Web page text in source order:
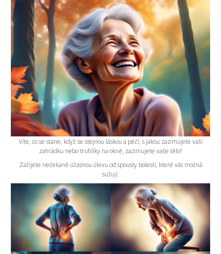
Víte, co se stane, když se stejnou láskou a péčí, s jakou zazimujete vaši
zahrádku nebo truhlíky na okně, zazimujete vaše tělo?
Zažijete nečekaně úžasnou úlevu od spousty bolestí, které vás možná
sužují: